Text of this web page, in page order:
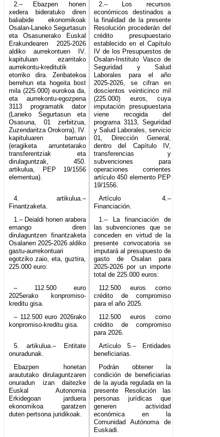
2.– Ebazpen honen
xedera bideratuko diren
baliabide ekonomikoak
Osalan-Laneko Segurtasun
eta Osasunerako Euskal
Erakundearen 2025-2026
aldiko aurrekontuen IV.
kapituluan ezarritako
aurrekontu-kreditutik
etorriko dira. Zenbatekoa
berrehun eta hogeita bost
mila (225.000) eurokoa da,
eta aurrekontu-egozpena
3113 programatik dator
(Laneko Segurtasun eta
Osasuna, 01 zerbitzua,
Zuzendaritza Orokorra), IV.
kapituluaren barruan
(eragiketa arruntetarako
transferentziak eta
dirulaguntzak, 450.
artikulua, PEP 19/1556
elementua).
2.– Los recursos
económicos destinados a
la finalidad de la presente
Resolución procederán del
crédito presupuestario
establecido en el Capítulo
IV de los Presupuestos de
Osalan-Instituto Vasco de
Seguridad y Salud
Laborales para el año
2025-2026, se cifran en
doscientos veinticinco mil
(225.000) euros, cuya
imputación presupuestaria
viene recogida del
programa 3113, Seguridad
y Salud Laborales, servicio
01, Dirección General,
dentro del Capítulo IV,
transferencias y
subvenciones para
operaciones corrientes
artículo 450 elemento PEP
19/1556.
4. artikulua.–
Finantzaketa.
Artículo 4.–
Financiación.
1.– Deialdi honen arabera
emango diren
dirulaguntzen finantzaketa
Osalanen 2025-2026 aldiko
gastu-aurrekontuari
egotziko zaio, eta, guztira,
225.000 euro:
1.– La financiación de
las subvenciones que se
conceden en virtud de la
presente convocatoria se
imputará al presupuesto de
gasto de Osalan para
2025-2026 por un importe
total de 225.000 euros:
– 112.500 euro
2025erako konpromiso-
kreditu gisa.
112.500 euros como
crédito de compromiso
para el año 2025.
– 112.500 euro 2026rako
konpromiso-kreditu gisa.
112.500 euros como
crédito de compromiso
para 2026.
5. artikulua.– Entitate
onuradunak.
Artículo 5.– Entidades
beneficiarias.
Ebazpen honetan
araututako dirulaguntzaren
onuradun izan daitezke
Euskal Autonomia
Erkidegoan jarduera
ekonomikoa garatzen
duten pertsona juridikoak.
Podrán obtener la
condición de beneficiarias
de la ayuda regulada en la
presente Resolución las
personas jurídicas que
generen actividad
económica en la
Comunidad Autónoma de
Euskadi.